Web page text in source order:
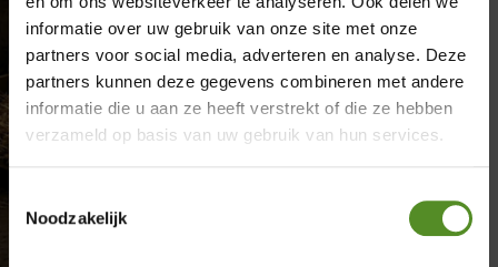
informatie over uw gebruik van onze site met onze
partners voor social media, adverteren en analyse. Deze
partners kunnen deze gegevens combineren met andere
informatie die u aan ze heeft verstrekt of die ze hebben
verzameld op basis van uw gebruik van hun services.
Noodzakelijk
Showroom Breda
Vrijdag 12:00 – 17:00
×